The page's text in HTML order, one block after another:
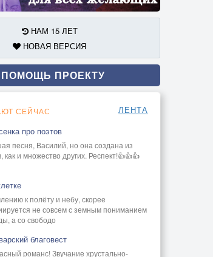
НАМ 15 ЛЕТ
НОВАЯ ВЕРСИЯ
ПОМОЩЬ ПРОЕКТУ
СЕЙЧАС ЛЕНТА
про поэтов
песня, Василий, но она создана из
как и множество других. Респект!👍👍👍
к полёту и небу, скорее
не совсем с земным пониманием
а со свободо
благовест
романс! Звучание хрустально-